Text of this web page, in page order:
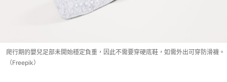
爬行期的嬰兒足部未開始穩定負重，因此不需要穿硬底鞋，如需外出可穿防滑襪。
（Freepik）